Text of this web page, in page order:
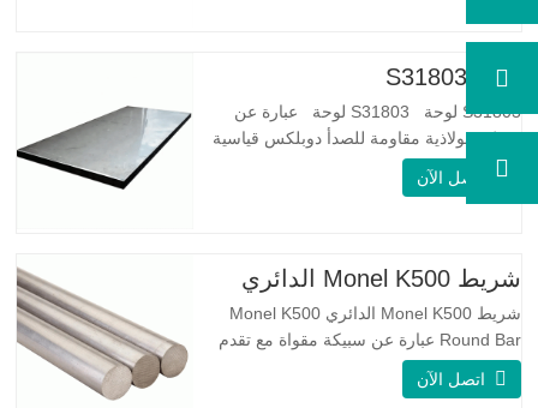
مواصفة اسم المنتج الأسلاك المجلفنة…
لوحة S31803
S31803 لوحة S31803 لوحة عبارة عن
سبيكة فولاذية مقاومة للصدأ دوبلكس قياسية
على الوجهين. لديها بنية مجهرية من
من 34 مما يشير إلى أن مقاومة…
اتصل الآن
شريط Monel K500 الدائري
شريط Monel K500 الدائري Monel K500
Round Bar عبارة عن سبيكة مقواة مع تقدم
العمر ، ويتكون تركيبتها الأساسية من عناصر
مثل النيكل والنحاس. الذي يجمع بين مقاومة
اتصل الآن